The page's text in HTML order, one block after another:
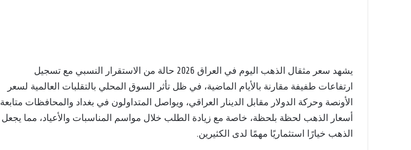
يشهد سعر مثقال الذهب اليوم في العراق 2026 حالة من الاستقرار النسبي مع تسجيل
ارتفاعات طفيفة مقارنة بالأيام الماضية، في ظل تأثر السوق المحلي بالتقلبات العالمية لسعر
الأونصة وحركة الدولار مقابل الدينار العراقي، ويواصل المتداولون في بغداد والمحافظات متابعة
أسعار الذهب لحظة بلحظة، خاصة مع زيادة الطلب خلال مواسم المناسبات والأعياد، مما يجعل
الذهب خيارًا استثماريًا مهمًا لدى الكثيرين.